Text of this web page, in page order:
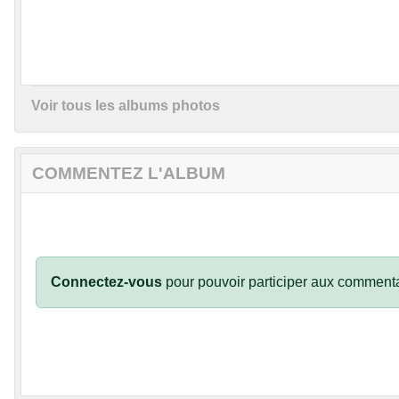
Voir tous les albums photos
COMMENTEZ L'ALBUM
Connectez-vous pour pouvoir participer aux